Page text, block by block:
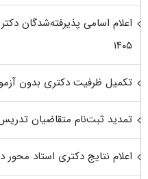
اعلام اسامی پذیرفته‌شدگان
۱۴۰۵
تکمیل ظرفیت دکتری بدون آزمون
تمدید ثبت‌نام متقاضیان تدریس
اعلام نتایج دکتری استاد محور